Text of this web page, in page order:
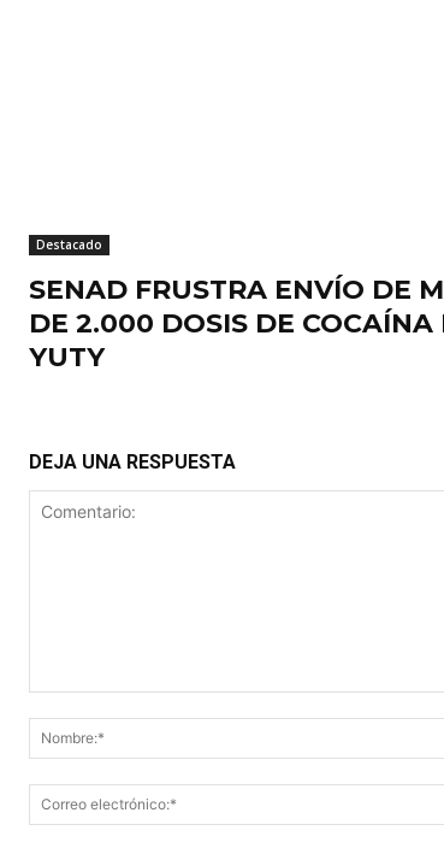
Destacado
SENAD FRUSTRA ENVÍO DE
DE 2.000 DOSIS DE COCAÍNA
YUTY
DEJA UNA RESPUESTA